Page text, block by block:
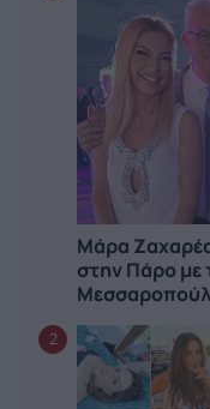
Μάρα
στην Πάρο με
2